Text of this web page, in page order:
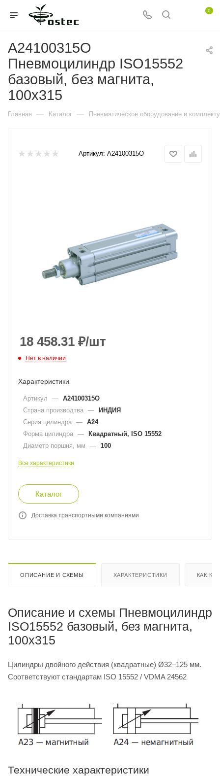
0
A24100315O
Пневмоцилиндр ISO15552
базовый, без магнита,
100x315
Главная — Каталог — Пневматическое оборудование и
Артикул: A24100315O
18 458.31 ₽/шт
Нет в наличии
Характеристики
Артикул — A24100315O
Страна производтва — ИНДИЯ
Серия цилиндра — A24
Форма цилиндра — Квадратный, ISO 15552
Диаметр поршня, мм
— 100
Все характеристики
Каталог
Доставка транспортными компаниями
ОПИСАНИЕ И СХЕМЫ ХАРАКТЕРИСТИКИ КАК
Описание и схемы Пневмоцилиндр
ISO15552 базовый, без магнита,
100x315
Цилиндры двойного действия (квадратные) Ø32–125 мм.
Соответствуют стандартам ISO 15552 / VDMA 24562
Технические характеристики